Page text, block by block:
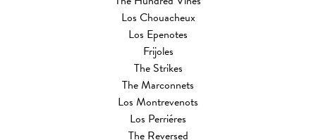
Los Chouacheux
Los Epenotes
Frijoles
The Strikes
The Marconnets
Los Montrevenots
Los Perriéres
The Reversed